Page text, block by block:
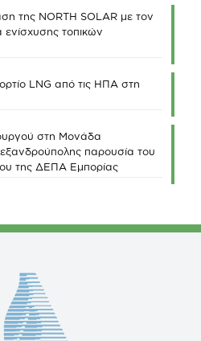
της NORTH SOLAR με τον
τοπικών
LNG από τις ΗΠΑ στη
στη Μονάδα
παρουσία του
της ΔΕΠΑ Εμπορίας